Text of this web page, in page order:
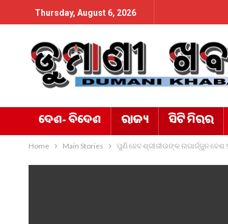
Thursday, August 6, 2026
ଦେଶ- ବିଦେଶ ରାଜ୍ୟ ସିଟି ମିରର
Home Main Stories ପୁଣି ହେବ ଶ୍ରୀଜୀଉଙ୍କ ନାଗାର୍ଜ୍ଜୁନ ବେଶ !